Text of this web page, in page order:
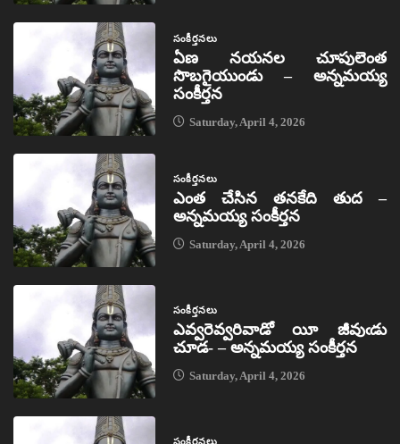
సంకీర్తనలు
ఏణ నయనల చూపులెంత
సొబగైయుండు – అన్నమయ్య
సంకీర్తన
Saturday, April 4, 2026
సంకీర్తనలు
ఎంత చేసిన తనకేది తుద –
అన్నమయ్య సంకీర్తన
Saturday, April 4, 2026
సంకీర్తనలు
ఎవ్వరెవ్వరివాడో యీ జీవుఁడు
చూడ- – అన్నమయ్య సంకీర్తన
Saturday, April 4, 2026
సంకీర్తనలు